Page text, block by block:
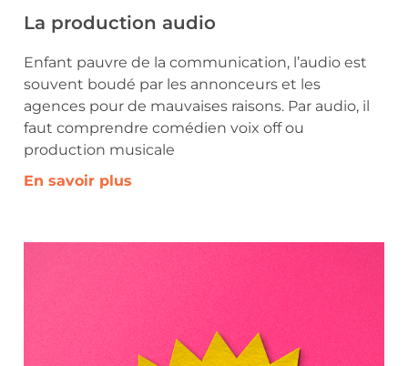
La production audio
Enfant pauvre de la communication, l’audio est
souvent boudé par les annonceurs et les
agences pour de mauvaises raisons. Par audio, il
faut comprendre comédien voix off ou
production musicale
En savoir plus